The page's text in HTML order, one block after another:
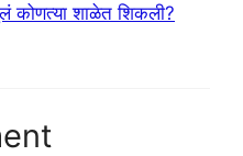
कोणत्या शाळेत शिकली?